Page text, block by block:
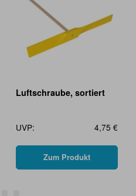
Luftschraube, sortiert
UVP: 4,75 €
Zum Produkt